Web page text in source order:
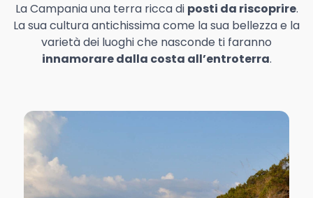
La Campania una terra ricca di posti da riscoprire.
La sua cultura antichissima come la sua bellezza e la
varietà dei luoghi che nasconde ti faranno
innamorare dalla costa all’entroterra.